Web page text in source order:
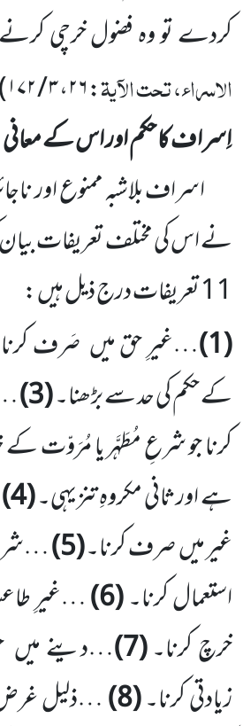
کردے تو وہ فضول خرچی
الاسراء، تحت الآیۃ:۲۶،۳ / ۱۷۲
)
اِسرا ف کا حکم اور اس کے
اسراف بلاشبہ ممنوع اور
نے اس کی مختلف تعریفات
11تعریفات درج ذیل ہیں :
(
1
)…غیرِ حق میں صَرف
کے حکم کی حد سے بڑھنا۔(
3
)
کرنا جو شرعِ مُطَہَّر یا مُرَوّت
ہے اور ثانی مکروہِ تنزیہی۔(
4
)
غیر میںصرف کرنا۔(
5
)
استعمال کرنا۔(
6
)…غیرِ
خرچ کرنا۔(
7
)…دینے میں
زیادتی کرنا۔(
8
)…ذلیل